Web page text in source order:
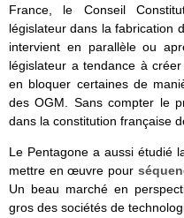
France, le Conseil
législateur dans la fabrication
intervient en parallèle ou
législateur a tendance à
en bloquer certaines de
des OGM. Sans compter le
dans la constitution française
Le Pentagone a aussi étudié
mettre en œuvre pour
Un beau marché en
gros des sociétés de